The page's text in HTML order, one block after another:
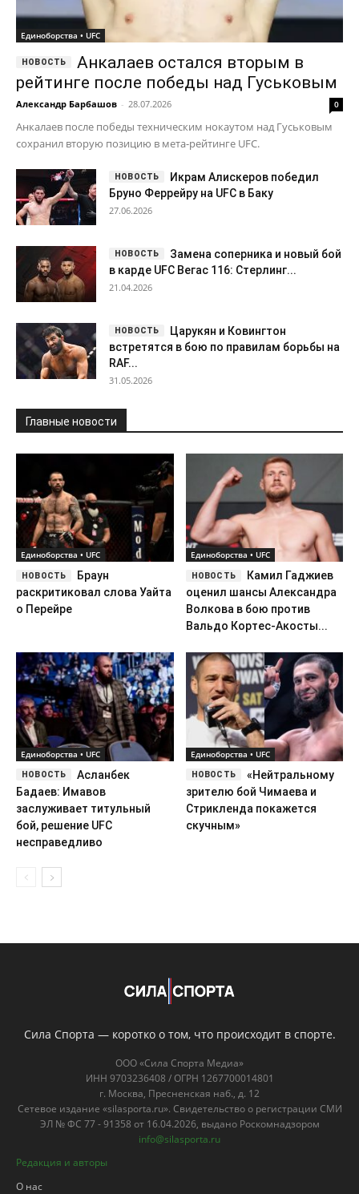
Единоборства • UFC
Анкалаев остался вторым в
рейтинге после победы над Гуськовым
Александр Барбашов - 28.07.2026 0
Анкалаев после победы техническим нокаутом над Гуськовым
сохранил вторую позицию в мета-рейтинге UFC.
Икрам Алискеров победил
Бруно Феррейру на UFC в Баку
27.06.2026
Замена соперника и новый бой
в карде UFC Вегас 116: Стерлинг...
21.04.2026
Царукян и Ковингтон
встретятся в бою по правилам борьбы на
RAF...
31.05.2026
Главные новости
Единоборства • UFC
Браун
раскритиковал слова Уайта
о Перейре
Единоборства • UFC
Камил Гаджиев
оценил шансы Александра
Волкова в бою против
Вальдо Кортес-Акосты...
Единоборства • UFC
Асланбек
Бадаев: Имавов
заслуживает титульный
бой, решение UFC
несправедливо
Единоборства • UFC
«Нейтральному
зрителю бой Чимаева и
Стрикленда покажется
скучным»
Сила Спорта — коротко о том, что происходит в спорте.
ООО «Сила Спорта Медиа»
ИНН 9703236408 / ОГРН 1267700014801
г. Москва, Пресненская наб., д. 12
Сетевое издание «silasporta.ru». Свидетельство о регистрации СМИ
ЭЛ № ФС 77 - 91358 от 16.04.2026, выдано Роскомнадзором
info@silasporta.ru
Редакция и авторы
О нас